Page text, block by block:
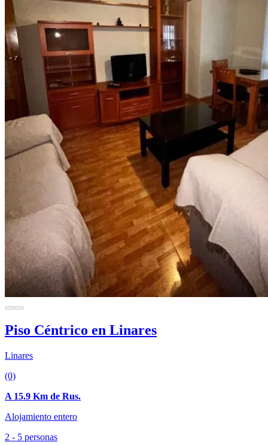
Piso Céntrico en Linares
Linares
(0)
A 15.9 Km de Rus.
Alojamiento entero
2 - 5 personas